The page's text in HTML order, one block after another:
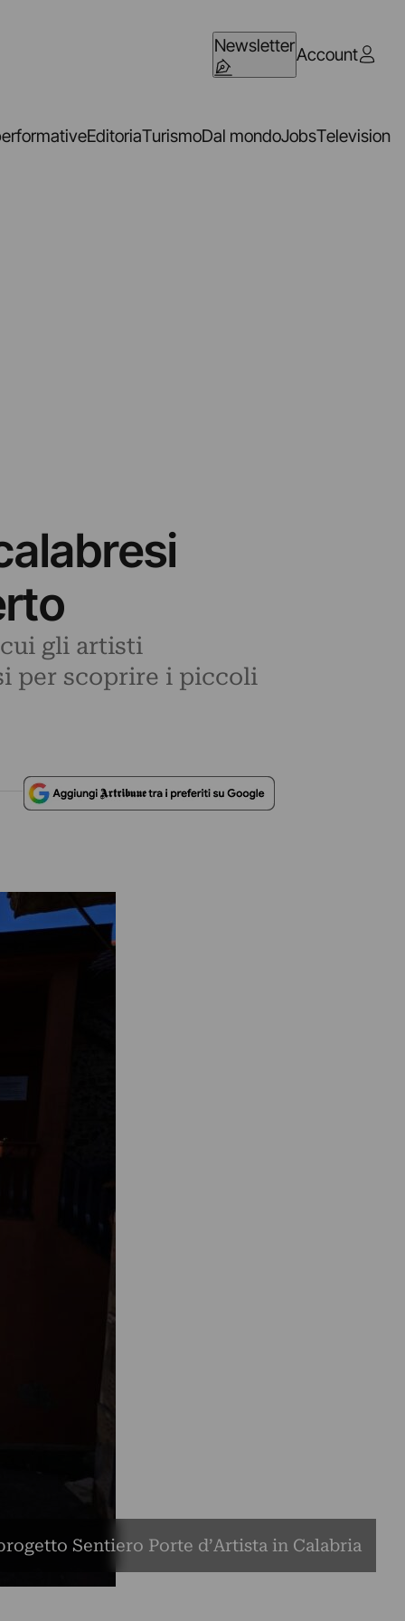
NewsletterAccount
EditoriaTurismoDal mondoJobsTelevision
gli artisti
per scoprire i piccoli
Sentiero Porte d’Artista in Calabria